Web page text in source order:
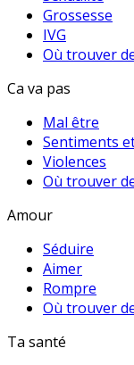
Grossesse
IVG
Où trouver
Ca va pas
Mal être
Sentiments
Violences
Où trouver
Amour
Séduire
Aimer
Rompre
Où trouver
Ta santé